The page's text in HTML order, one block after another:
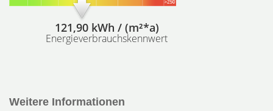
121,90 kWh / (m²*a)
Energieverbrauchskennwert
Weitere Informationen